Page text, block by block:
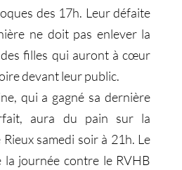
des 17h. Leur défaite
ne doit pas enlever la
filles qui auront à cœur
devant leur public.
qui a gagné sa dernière
aura du pain sur la
samedi soir à 21h. Le
la journée contre le RVHB